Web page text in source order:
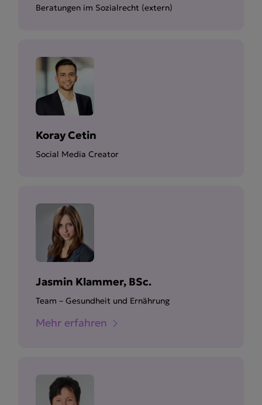
Beratungen im Sozialrecht (extern)
Koray Cetin
Social Media Creator
Jasmin Klammer, BSc.
Team – Gesundheit und Ernährung
Mehr erfahren